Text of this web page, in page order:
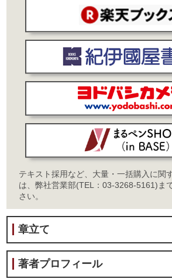
テキスト採用など、大量・一括購入に関
は、弊社営業部(TEL：03-3268-5161)ま
さい。
章立て
著者プロフィール